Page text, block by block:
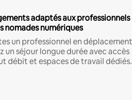
adaptés aux professionnels
nomades numériques
un professionnel en
un séjour longue durée avec accès
débit et espaces de travail dédiés.